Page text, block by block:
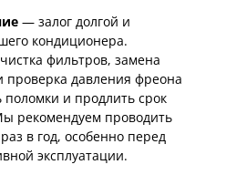
— залог долгой и
кондиционера.
фильтров, замена
проверка давления фреона
поломки и продлить срок
рекомендуем проводить
в год, особенно перед
эксплуатации.